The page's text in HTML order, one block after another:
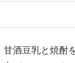
酒豆乳と焼酎